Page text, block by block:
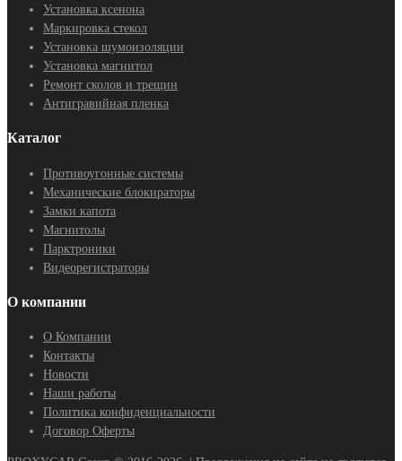
Установка ксенона
Маркировка стекол
Установка шумоизоляции
Установка магнитол
Ремонт сколов и трещин
Антигравийная пленка
Каталог
Противоугонные системы
Механические блокираторы
Замки капота
Магнитолы
Парктроники
Видеорегистраторы
О компании
О Компании
Контакты
Новости
Наши работы
Политика конфиденциальности
Договор Оферты